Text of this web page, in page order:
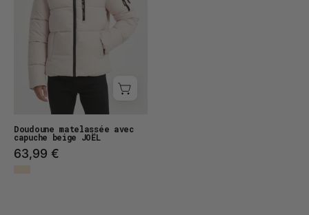
Chaud
et
Matelassé
pour
l’Hiver
BEIGE
JOËL
Doudoune matelassée avec
capuche beige JOËL
63,99 €